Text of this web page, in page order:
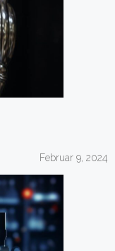
Februar 9, 2024